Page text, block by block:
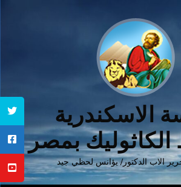
الاسكندرية
الكاثوليك بمصر
الاب الدكتور/ يؤانس لحظي جيد